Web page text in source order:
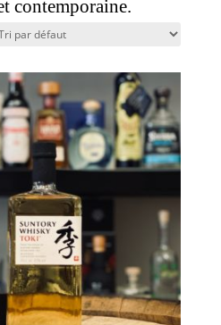
contemporaine.